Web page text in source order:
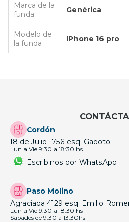
Marca de la
funda
Genérica
Modelo de
la funda
IPhone 16 pro
Cordón
18 de Julio 1756 esq. Gaboto
Lun a Vie 9:30 a 18:30 hs
Escribinos por WhatsApp
Paso Molino
Agraciada 4129 esq. Emilio
Lun a Vie 9:30 a 18:30 hs
Sabados de 9:30 a 13:30hs